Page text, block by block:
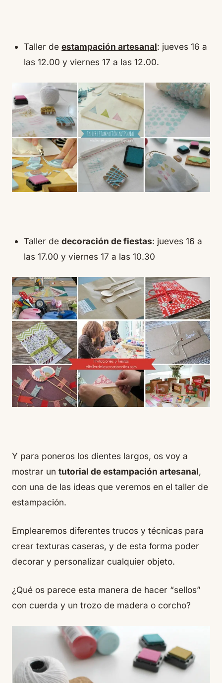
Taller deestampación artesanal: jueves 16 a
las 12.00 y viernes 17 a las 12.00.
Taller dedecoración de fiestas: jueves 16 a
las 17.00 y viernes 17 a las 10.30
Y para poneros los dientes largos, os voy a
mostrar un tutorial de estampación artesanal,
con una de las ideas que veremos en el taller de
estampación.
Emplearemos diferentes trucos y técnicas para
crear texturas caseras, y de esta forma poder
decorar y personalizar cualquier objeto.
¿Qué os parece esta manera de hacer “sellos”
con cuerda y un trozo de madera o corcho?